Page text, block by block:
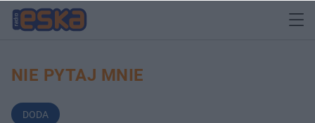
NIE PYTAJ MNIE
DODA